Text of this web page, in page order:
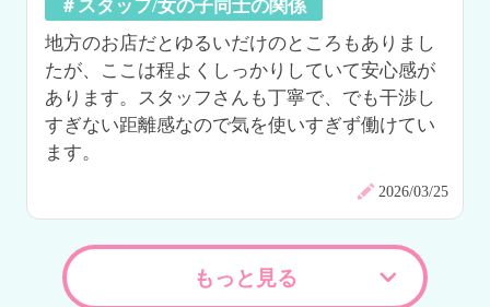
＃スタッフ/女の子同士の関係
地方のお店だとゆるいだけのところもありまし
たが、ここは程よくしっかりしていて安心感が
あります。スタッフさんも丁寧で、でも干渉し
すぎない距離感なので気を使いすぎず働けてい
ます。
2026/03/25
もっと見る